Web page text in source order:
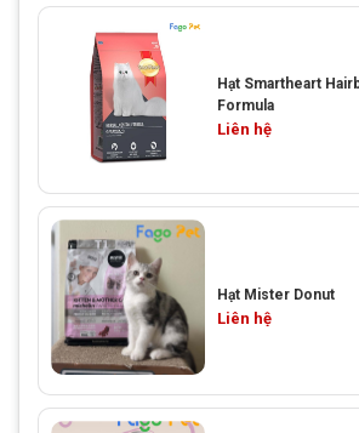
Hạt Smartheart
Formula
Liên hệ
Hạt Mister Donut
Liên hệ